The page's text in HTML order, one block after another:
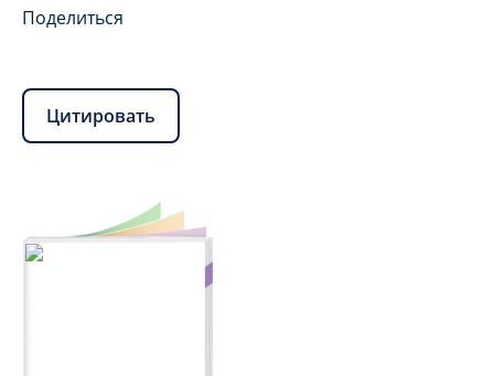
Поделиться
Цитировать